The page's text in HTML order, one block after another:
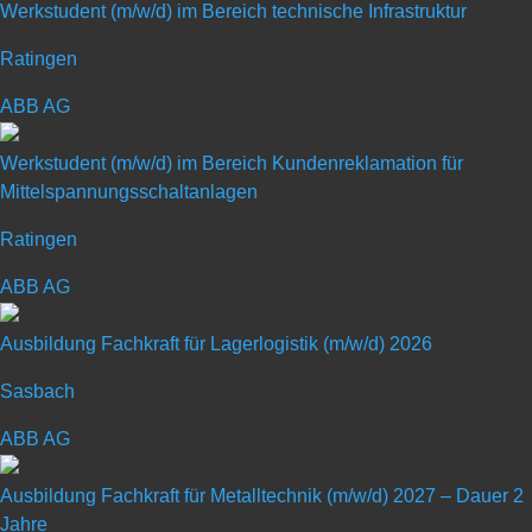
Werkstudent (m/w/d) im Bereich technische Infrastruktur
Ratingen
ABB AG
Werkstudent (m/w/d) im Bereich Kundenreklamation für
Mittelspannungsschaltanlagen
Ratingen
ABB AG
Ausbildung Fachkraft für Lagerlogistik (m/w/d) 2026
Sasbach
ABB AG
Ausbildung Fachkraft für Metalltechnik (m/w/d) 2027 – Dauer 2
Jahre
Schülerpraktikum mit
Schwerpunkt „Technik & Metall“
Art: Praktikum für Schüler
Schülerpraktikum mit Schwerpunkt
„Technik & Metall“